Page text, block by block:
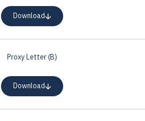
Download
Proxy Letter (B)
Download